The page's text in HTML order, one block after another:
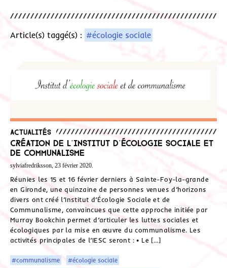
Article(s) taggé(s) : #écologie sociale
Actualités
Création de l’Institut d’Écologie Sociale et
de Communalisme
sylviafredriksson, 23 février 2020.
Réunies les 15 et 16 février derniers à Sainte-Foy-la-grande
en Gironde, une quinzaine de personnes venues d’horizons
divers ont créé l’Institut d’Écologie Sociale et de
Communalisme, convaincues que cette approche initiée par
Murray Bookchin permet d’articuler les luttes sociales et
écologiques par la mise en œuvre du communalisme. Les
activités principales de l’IESC seront : • Le […]
#communalisme
#écologie sociale